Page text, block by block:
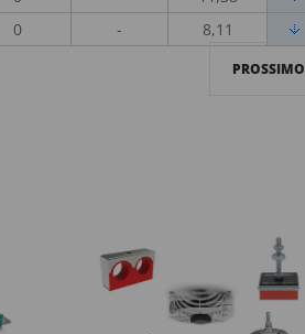
PROSSIMO
0 - 8,11